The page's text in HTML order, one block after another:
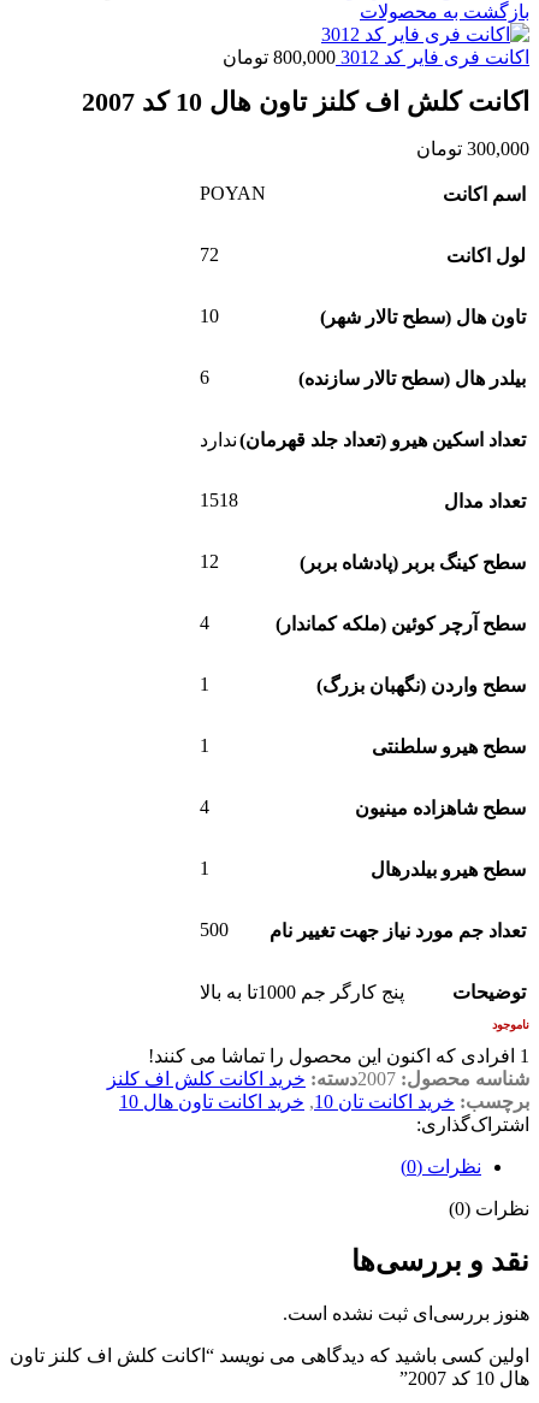
بازگشت به محصولات
اکانت فری فایر کد 3012 800,000 تومان
اکانت کلش اف کلنز تاون هال 10 کد 2007
300,000 تومان
اسم اکانت POYAN
لول اکانت 72
تاون هال (سطح تالار شهر) 10
بیلدر هال (سطح تالار سازنده) 6
تعداد اسکین هیرو (تعداد جلد قهرمان)ندارد
تعداد مدال 1518
سطح کینگ بربر (پادشاه بربر) 12
سطح آرچر کوئین (ملکه کماندار) 4
سطح واردن (نگهبان بزرگ) 1
سطح هیرو سلطنتی 1
سطح شاهزاده مینیون 4
سطح هیرو بیلدرهال 1
تعداد جم مورد نیاز جهت تغییر نام 500
توضیحات پنج کارگر جم 1000تا به بالا
ناموجود
1 افرادی که اکنون این محصول را تماشا می کنند!
شناسه محصول: 2007دسته: خرید اکانت کلش اف کلنز
برچسب: خرید اکانت تان 10 , خرید اکانت تاون هال 10
اشتراک‌گذاری:
نظرات (0)
نظرات (0)
نقد و بررسی‌ها
هنوز بررسی‌ای ثبت نشده است.
اولین کسی باشید که دیدگاهی می نویسد “اکانت کلش اف کلنز تاون
هال 10 کد 2007”